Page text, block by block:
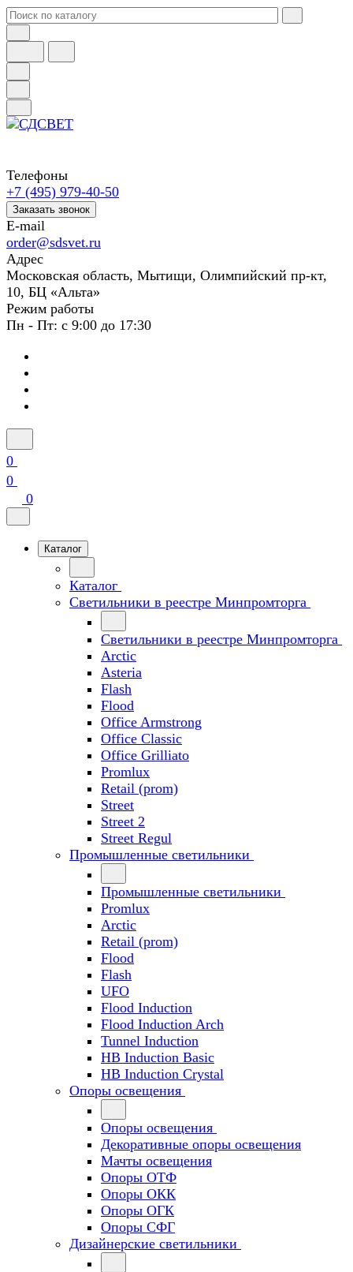
Телефоны
+7 (495) 979-40-50
Заказать звонок
E-mail
order@sdsvet.ru
Адрес
Московская область, Мытищи, Олимпийский пр-кт,
10, БЦ «Альта»
Режим работы
Пн - Пт: с 9:00 до 17:30
0
0
0
Каталог
Каталог
Светильники в реестре Минпромторга
Светильники в реестре Минпромторга
Arctic
Asteria
Flash
Flood
Office Armstrong
Office Classic
Office Grilliato
Promlux
Retail (prom)
Street
Street 2
Street Regul
Промышленные светильники
Промышленные светильники
Promlux
Arctic
Retail (prom)
Flood
Flash
UFO
Flood Induction
Flood Induction Arch
Tunnel Induction
HB Induction Basic
HB Induction Crystal
Опоры освещения
Опоры освещения
Декоративные опоры освещения
Мачты освещения
Опоры ОТФ
Опоры ОКК
Опоры ОГК
Опоры СФГ
Дизайнерские светильники